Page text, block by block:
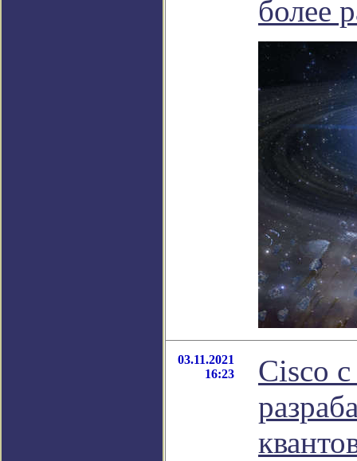
более
03.11.2021
16:23
Cisco